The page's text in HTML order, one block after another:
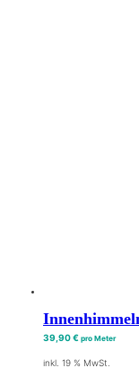
39,90€ pro Meter
inkl. 19 % MwSt.